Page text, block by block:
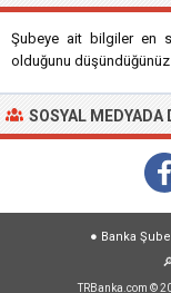
Şubeye ait bilgiler en
olduğunu
SOSYAL MEDYADA
● Banka
TRBanka.com ©